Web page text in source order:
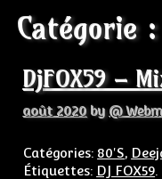
Catégorie
DjFOX59 –
août 2020 by@
Catégories: 80'S,
Étiquettes: DJ FOX59.